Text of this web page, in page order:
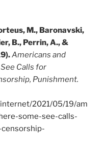
M., Baronavski,
B., Perrin, A., &
Americans and
See Calls for
Punishment.
2021/05/19/am
some-see-calls-